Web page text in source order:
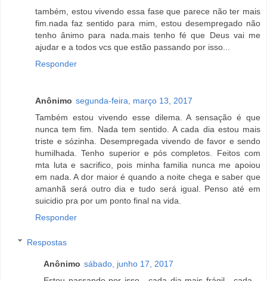
também, estou vivendo essa fase que parece não ter mais
fim.nada faz sentido para mim, estou desempregado não
tenho ânimo para nada.mais tenho fé que Deus vai me
ajudar e a todos vcs que estão passando por isso...
Responder
Anônimo segunda-feira, março 13, 2017
Também estou vivendo esse dilema. A sensação é que
nunca tem fim. Nada tem sentido. A cada dia estou mais
triste e sózinha. Desempregada vivendo de favor e sendo
humilhada. Tenho superior e pós completos. Feitos com
mta luta e sacrifico, pois minha familia nunca me apoiou
em nada. A dor maior é quando a noite chega e saber que
amanhã será outro dia e tudo será igual. Penso até em
suicidio pra por um ponto final na vida.
Responder
Respostas
Anônimo sábado, junho 17, 2017